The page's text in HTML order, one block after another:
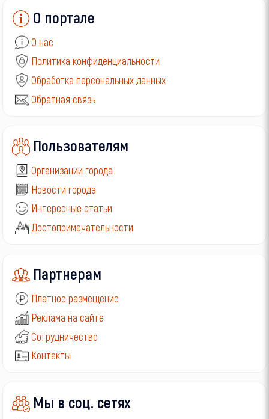
О портале
О нас
Политика конфиденциальности
Обработка персональных данных
Обратная связь
Пользователям
Организации города
Новости города
Интересные статьи
Достопримечательности
Партнерам
Платное размещение
Реклама на сайте
Сотрудничество
Контакты
Мы в соц. сетях